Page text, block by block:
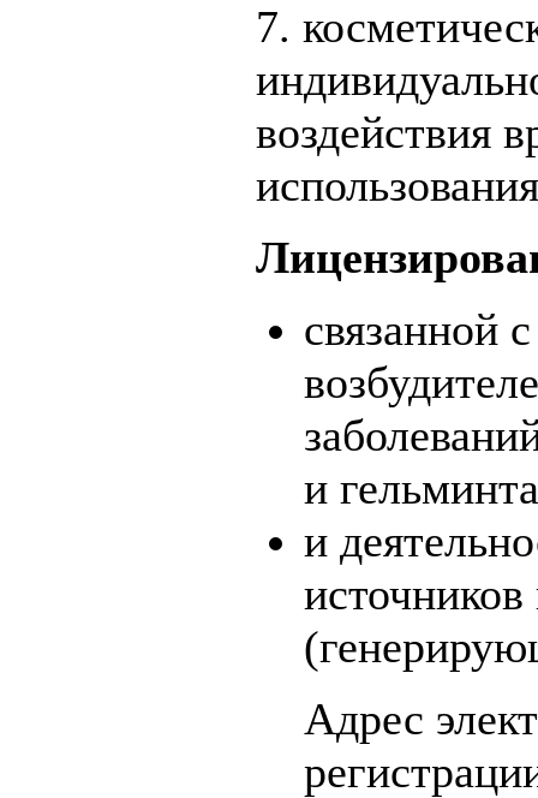
7.
воздействия
связанной
и
и
Адрес